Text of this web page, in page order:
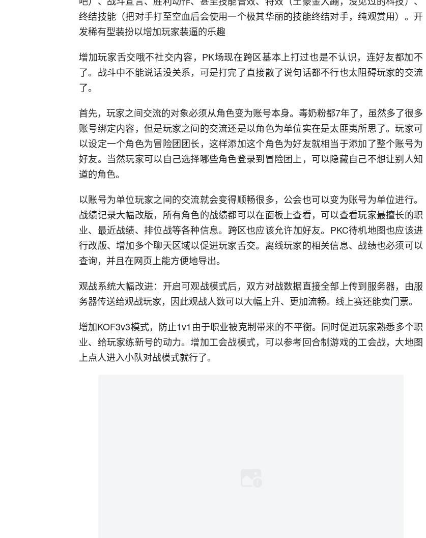
终结技能（把对手打至空血后会使用一个极其华丽的技能终结对手，纯观赏用）。开
发稀有型装扮以增加玩家装逼的乐趣
增加玩家舌交哦不社交内容，PK场现在跨区基本上打过也是不认识，连好友都加不
了。战斗中不能说话没关系，可是打完了直接散了说句话都不行也太阻碍玩家的交流
了。
首先，玩家之间交流的对象必须从角色变为账号本身。毒奶粉都7年了，虽然多了很多
账号绑定内容，但是玩家之间的交流还是以角色为单位实在是太匪夷所思了。玩家可
以设定一个角色为冒险团团长，这样添加这个角色为好友就相当于添加了整个账号为
好友。当然玩家可以自己选择哪些角色登录到冒险团上，可以隐藏自己不想让别人知
道的角色。
以账号为单位玩家之间的交流就会变得顺畅很多，公会也可以变为账号为单位进行。
战绩记录大幅改版，所有角色的战绩都可以在面板上查看，可以查看玩家最擅长的职
业、最近战绩、排位战等各种信息。跨区也应该允许加好友。PKC待机地图也应该进
行改版、增加多个聊天区域以促进玩家舌交。离线玩家的相关信息、战绩也必须可以
查询，并且在网页上能方便地导出。
观战系统大幅改进：开启可观战模式后，双方对战数据直接全部上传到服务器，由服
务器传送给观战玩家，因此观战人数可以大幅上升、更加流畅。线上赛还能卖门票。
增加KOF3v3模式，防止1v1由于职业被克制带来的不平衡。同时促进玩家熟悉多个职
业、给玩家练新号的动力。增加工会战模式，可以参考回合制游戏的工会战，大地图
上点人进入小队对战模式就行了。